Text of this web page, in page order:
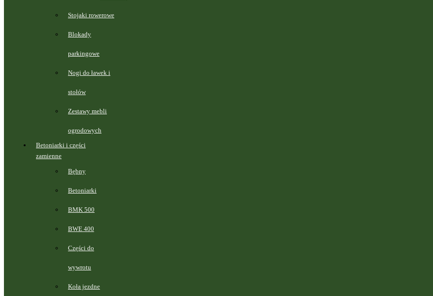
Stojaki rowerowe
Blokady
parkingowe
Nogi do ławek i
stołów
Zestawy mebli
ogrodowych
Betoniarki i części
zamienne
Bębny
Betoniarki
BMK 500
BWE 400
Części do
wywrotu
Koła jezdne